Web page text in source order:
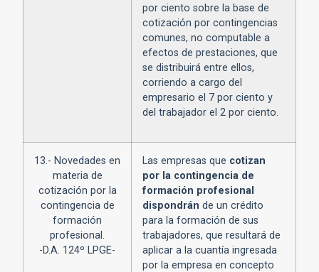
por ciento sobre la base de
cotización por contingencias
comunes, no computable a
efectos de prestaciones, que
se distribuirá entre ellos,
corriendo a cargo del
empresario el 7 por ciento y
del trabajador el 2 por ciento.
13.- Novedades en
materia de
cotización por la
contingencia de
formación
profesional.
-D.A. 124º LPGE-
Las empresas que cotizan
por la contingencia de
formación profesional
dispondrán de un crédito
para la formación de sus
trabajadores, que resultará de
aplicar a la cuantía ingresada
por la empresa en concepto